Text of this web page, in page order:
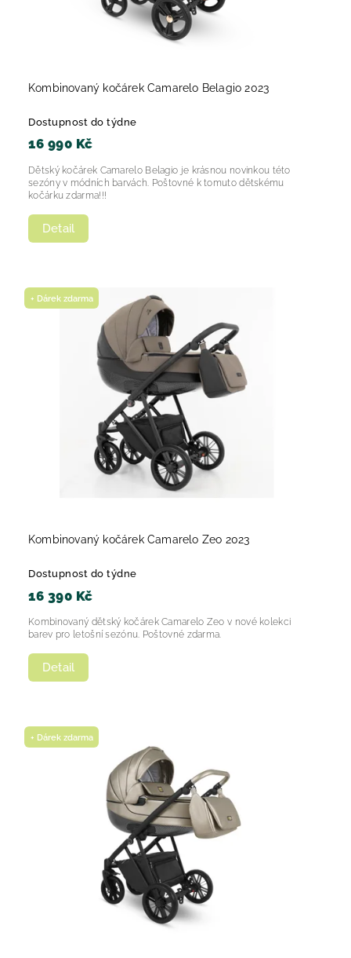
Kombinovaný kočárek Camarelo Belagio 2023
Dostupnost do týdne
16 990 Kč
Detail
Dětský kočárek Camarelo Belagio je krásnou novinkou této
sezóny v módních barvách. Poštovné k tomuto dětskému
kočárku zdarma!!!
+ Dárek zdarma
Kombinovaný kočárek Camarelo Zeo 2023
Dostupnost do týdne
16 390 Kč
Detail
Kombinovaný dětský kočárek Camarelo Zeo v nové kolekci
barev pro letošní sezónu. Poštovné zdarma.
+ Dárek zdarma